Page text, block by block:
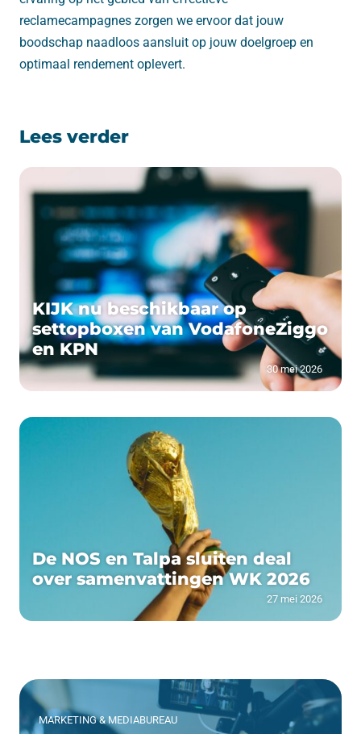
reclamecampagnes zorgen we ervoor dat jouw
boodschap naadloos aansluit op jouw doelgroep en
optimaal rendement oplevert.
Lees verder
KIJK nu beschikbaar op
settopboxen van VodafoneZiggo
en KPN
30 mei 2026
De NOS en Talpa sluiten deal
over samenvattingen WK 2026
27 mei 2026
MARKETING & MEDIABUREAU